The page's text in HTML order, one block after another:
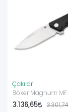
bir kullanıcı olun
ürünler,
Ürünlerimize
ürünleri
Çakılar
Böker Magnum
3.136,65 3.301,74